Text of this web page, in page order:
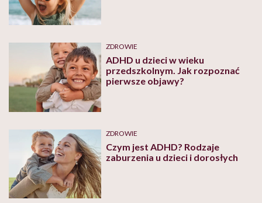
ZDROWIE
ADHD u dzieci w wieku
przedszkolnym. Jak rozpoznać
pierwsze objawy?
ZDROWIE
Czym jest ADHD? Rodzaje
zaburzenia u dzieci i dorosłych